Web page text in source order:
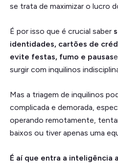
se trata de maximizar o lucro
É por isso que é crucial saber
identidades, cartões de
evite festas, fumo e pausas
surgir com inquilinos
Mas a triagem de inquilinos
complicada e demorada,
operando remotamente,
baixos ou tiver apenas uma
É aí que entra a inteligência